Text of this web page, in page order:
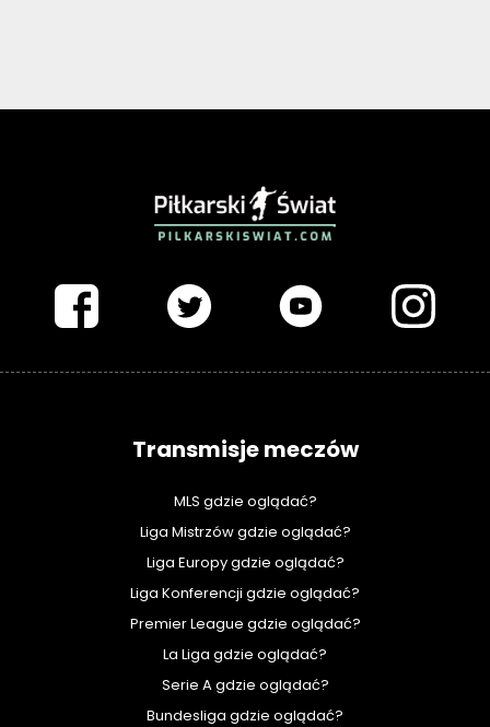
Transmisje meczów
MLS gdzie oglądać?
Liga Mistrzów gdzie oglądać?
Liga Europy gdzie oglądać?
Liga Konferencji gdzie oglądać?
Premier League gdzie oglądać?
La Liga gdzie oglądać?
Serie A gdzie oglądać?
Bundesliga gdzie oglądać?